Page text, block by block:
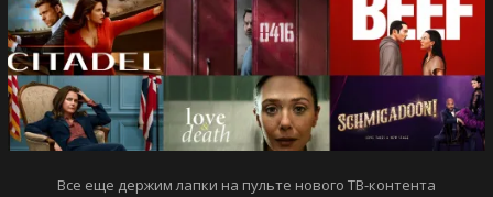
Все еще держим лапки на пульте нового ТВ-контента